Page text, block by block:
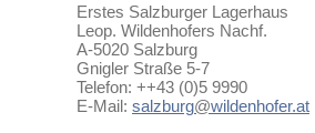
Erstes Salzburger Lagerhaus
Leop. Wildenhofers Nachf.
A-5020 Salzburg
Gnigler Straße 5-7
Telefon: ++43 (0)5 9990
E-Mail: salzburg@wildenhofer.at